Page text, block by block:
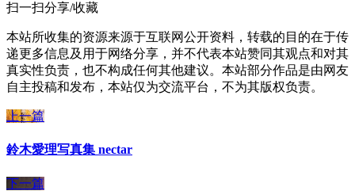
扫一扫分享/收藏
本站所收集的资源来源于互联网公开资料，转载的目的在于传
递更多信息及用于网络分享，并不代表本站赞同其观点和对其
真实性负责，也不构成任何其他建议。本站部分作品是由网友
自主投稿和发布，本站仅为交流平台，不为其版权负责。
上一篇
鈴木愛理写真集 nectar
下一篇